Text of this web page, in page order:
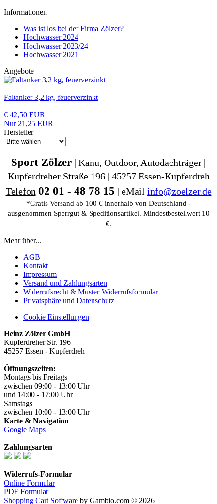
Informationen
Was ist los bei der Firma Zölzer?
Hochwasser 2024
Hochwasser 2023/24
Hochwasser 2021
Angebote
Faltanker 3,2 kg, feuerverzinkt
€ 42,50 EUR
Nur 21,25 EUR
Hersteller
Sport Zölzer | Kanu, Outdoor, Autodachträger |
Kupferdreher Straße 196 | 45257 Essen-Kupferdreh
Telefon 02 01 - 48 78 15 | eMail info@zoelzer.de
*Gratis Versand ab 100 € innerhalb von Deutschland -
ausgenommen Sperrgut & Speditionsartikel. Mindestbestellwert 10
€.
Mehr über...
AGB
Kontakt
Impressum
Versand und Zahlungsarten
Widerrufsrecht & Muster-Widerrufsformular
Privatsphäre und Datenschutz
Cookie Einstellungen
Heinz Zölzer GmbH
Kupferdreher Str. 196
45257 Essen - Kupferdreh
Öffnungszeiten:
Montags bis Freitags
zwischen 09:00 - 13:00 Uhr
und 14:00 - 17:00 Uhr
Samstags
zwischen 10:00 - 13:00 Uhr
Karte & Navigation
Google Maps
Zahlungsarten
Widerrufs-Formular
Online Formular
PDF Formular
Shopping Cart Software by Gambio.com © 2026